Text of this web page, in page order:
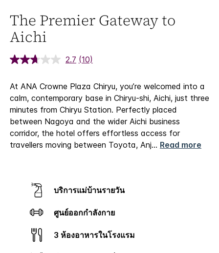
The Premier Gateway to
Aichi
2.7 (10)
At ANA Crowne Plaza Chiryu, you’re welcomed into a
calm, contemporary base in Chiryu‑shi, Aichi, just three
minutes from Chiryu Station. Perfectly placed
between Nagoya and the wider Aichi business
corridor, the hotel offers effortless access for
travellers moving between Toyota, Anj... Read more
บริการแม่บ้านรายวัน
ศูนย์ออกกำลังกาย
3 ห้องอาหารในโรงแรม